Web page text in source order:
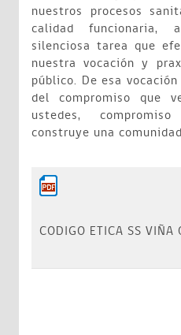
nuestros procesos
calidad funcionaria,
silenciosa tarea que
nuestra vocación y
público. De esa
del compromiso que
ustedes,
construye una
CODIGO ETICA SS